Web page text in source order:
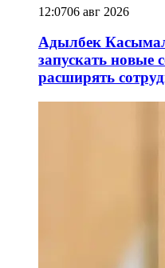
12:0706 авг 2026
Адылбек
запускать новые
расширять